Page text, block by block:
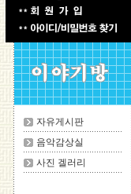
자유게시판
음악감상실
사진 겔러리